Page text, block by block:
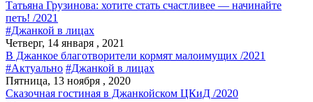
Татьяна Грузинова: хотите стать счастливее — начинайте
петь! /2021
#Джанкой в лицах
Четверг, 14 января , 2021
В Джанкое благотворители кормят малоимущих /2021
#Актуально #Джанкой в лицах
Пятница, 13 ноября , 2020
Сказочная гостиная в Джанкойском ЦКиД /2020